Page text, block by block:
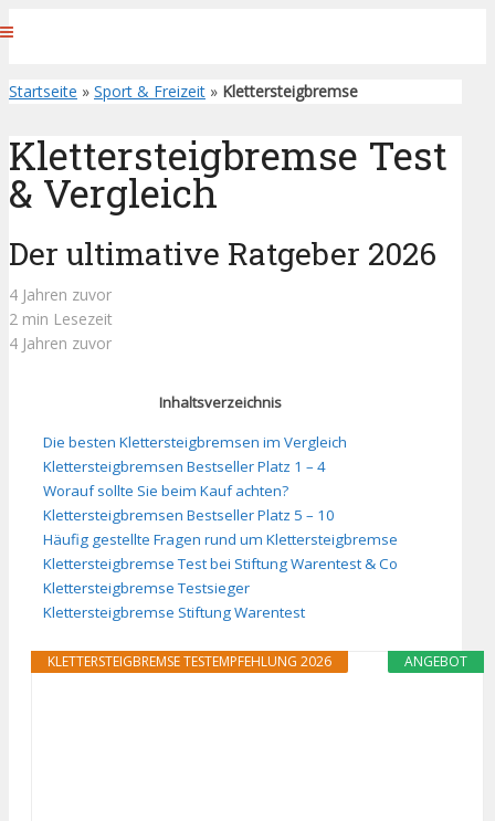
Startseite » Sport & Freizeit » Klettersteigbremse
Klettersteigbremse Test
& Vergleich
Der ultimative Ratgeber 2026
4 Jahren zuvor
2 min Lesezeit
4 Jahren zuvor
Inhaltsverzeichnis
Die besten Klettersteigbremsen im Vergleich
Klettersteigbremsen Bestseller Platz 1 – 4
Worauf sollte Sie beim Kauf achten?
Klettersteigbremsen Bestseller Platz 5 – 10
Häufig gestellte Fragen rund um Klettersteigbremse
Klettersteigbremse Test bei Stiftung Warentest & Co
Klettersteigbremse Testsieger
Klettersteigbremse Stiftung Warentest
ANGEBOT
KLETTERSTEIGBREMSE TESTEMPFEHLUNG 2026